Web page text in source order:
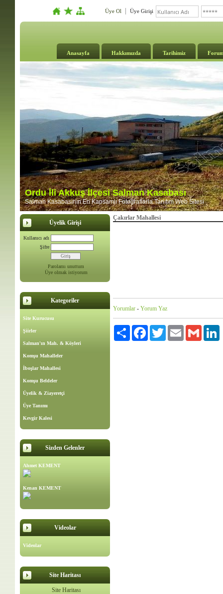
Üye Ol Üye Girişi
Anasayfa Hakkımızda Tarihimiz
Ordu İli Akkuş İlçesi Salman Kasabası
Salman Kasabasının En Kapsamlı Fotoğraflarla Tanıtım Web Sitesi
Üyelik Girişi
Kullanıcı adı
Şifre
Parolamı unuttum
Üye olmak istiyorum
Kategoriler
Site Kurucusu
Şiirler
Salman'ın Mah. & Köyleri
Komşu Mahalleler
İboşlar Mahallesi
Komşu Beldeler
Üyelik & Ziayeretçi
Üye Tanımı
Kevgir Kalesi
Sizden Gelenler
Ahmet KEMENT
Kenan KEMENT
Videolar
Videolar
Site Haritası
Site Haritası
Çakırlar Mahallesi
Yorumlar - Yorum Yaz
Paylaş FacebookTwitter Email Gmail